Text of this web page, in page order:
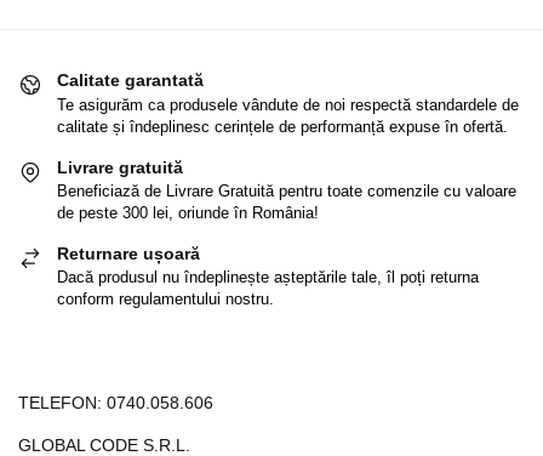
Calitate garantată
Te asigurăm ca produsele vândute de noi respectă standardele de
calitate și îndeplinesc cerințele de performanță expuse în ofertă.
Livrare gratuită
Beneficiază de Livrare Gratuită pentru toate comenzile cu valoare
de peste 300 lei, oriunde în România!
Returnare ușoară
Dacă produsul nu îndeplinește așteptările tale, îl poți returna
conform regulamentului nostru.
TELEFON: 0740.058.606
GLOBAL CODE S.R.L.